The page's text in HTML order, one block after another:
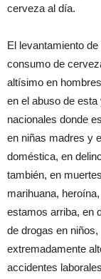
cerveza al día.
El levantamiento
consumo de
altísimo en
en el abuso de
nacionales donde
en niñas madres y
doméstica, en
también, en
marihuana,
estamos arriba, en
de drogas en
extremadamente
accidentes